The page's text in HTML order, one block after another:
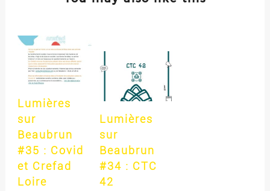
Lumières
sur
Beaubrun
#35 : Covid
et Crefad
Loire
Lumières
sur
Beaubrun
#34 : CTC
42